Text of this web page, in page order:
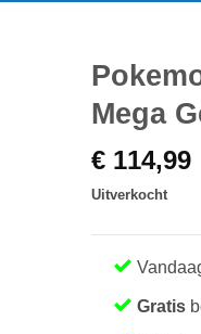
Mega
€ 114,99
Uitverkocht
Gratis